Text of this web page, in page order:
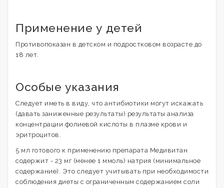
Применение у детей
Противопоказан в детском и подростковом возрасте до
18 лет.
Особые указания
Следует иметь в виду, что антибиотики могут искажать
(давать заниженные результаты) результаты анализа
концентрации фолиевой кислоты в плазме крови и
эритроцитов.
5 мл готового к применению препарата Медивитан
содержит - 23 мг (менее 1 ммоль) натрия (минимальное
содержание). Это следует учитывать при необходимости
соблюдения диеты с ограниченным содержанием соли